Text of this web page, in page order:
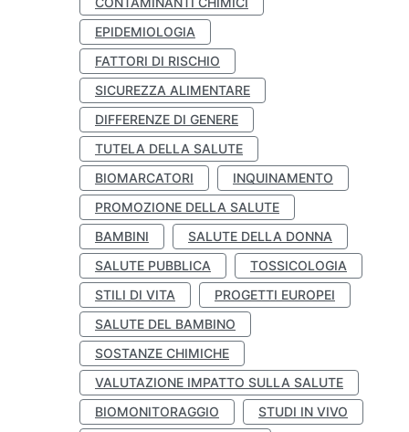
EPIDEMIOLOGIA
FATTORI DI RISCHIO
SICUREZZA ALIMENTARE
DIFFERENZE DI GENERE
TUTELA DELLA SALUTE
BIOMARCATORI
INQUINAMENTO
PROMOZIONE DELLA SALUTE
BAMBINI
SALUTE DELLA DONNA
SALUTE PUBBLICA
TOSSICOLOGIA
STILI DI VITA
PROGETTI EUROPEI
SALUTE DEL BAMBINO
SOSTANZE CHIMICHE
VALUTAZIONE IMPATTO SULLA SALUTE
BIOMONITORAGGIO
STUDI IN VIVO